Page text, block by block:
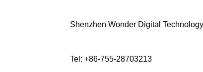
Shenzhen Wonder Digital
Tel: +86-755-28703213